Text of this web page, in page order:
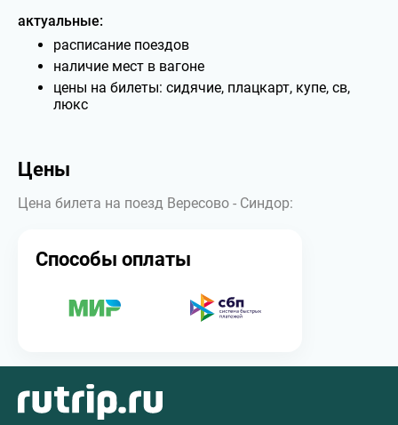
актуальные:
расписание поездов
наличие мест в вагоне
цены на билеты: сидячие, плацкарт, купе, св,
люкс
Цены
Цена билета на поезд Вересово - Синдор:
Способы оплаты